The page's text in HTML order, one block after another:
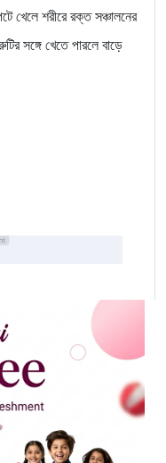
খেলে শরীরে রক্ত সঞ্চালনের
সঙ্গে খেতে পারলে বাড়ে